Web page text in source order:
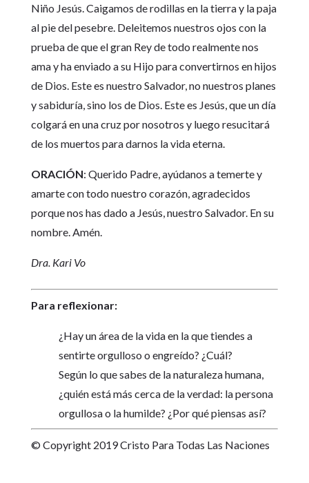
Niño Jesús. Caigamos de rodillas en la tierra y la paja
al pie del pesebre. Deleitemos nuestros ojos con la
prueba de que el gran Rey de todo realmente nos
ama y ha enviado a su Hijo para convertirnos en hijos
de Dios. Este es nuestro Salvador, no nuestros planes
y sabiduría, sino los de Dios. Este es Jesús, que un día
colgará en una cruz por nosotros y luego resucitará
de los muertos para darnos la vida eterna.
ORACIÓN: Querido Padre, ayúdanos a temerte y
amarte con todo nuestro corazón, agradecidos
porque nos has dado a Jesús, nuestro Salvador. En su
nombre. Amén.
Dra. Kari Vo
Para reflexionar:
¿Hay un área de la vida en la que tiendes a
sentirte orgulloso o engreído? ¿Cuál?
Según lo que sabes de la naturaleza humana,
¿quién está más cerca de la verdad: la persona
orgullosa o la humilde? ¿Por qué piensas así?
© Copyright 2019 Cristo Para Todas Las Naciones